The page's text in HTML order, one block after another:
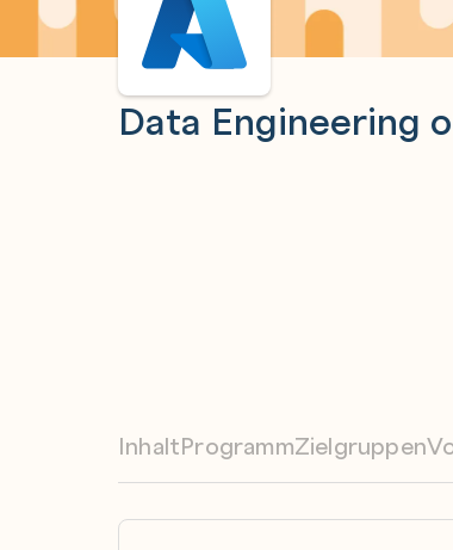
Data Engineering
InhaltProgrammZielgruppen